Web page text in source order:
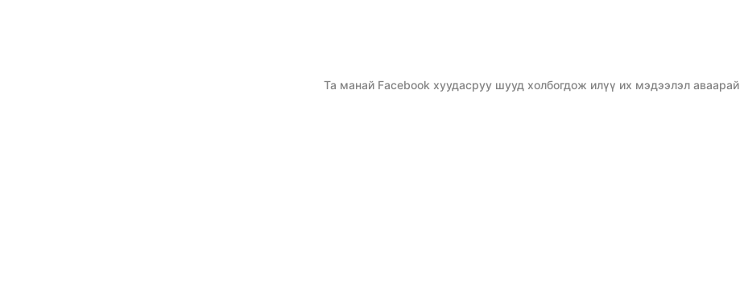
Та манай Facebook хуудасруу шууд холбогдож илүү их мэдээлэл аваарай